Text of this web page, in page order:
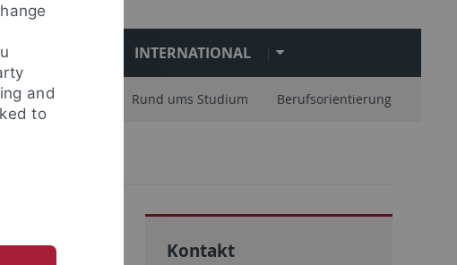
INTERNATIONAL
Rund ums Studium Berufsorientierung
Kontakt
and
to